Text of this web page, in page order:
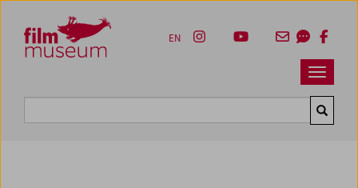
Zum Inhalt
Zum Hauptmenü
Zur Servicenavigation
Zum Suche
Navbar
EN